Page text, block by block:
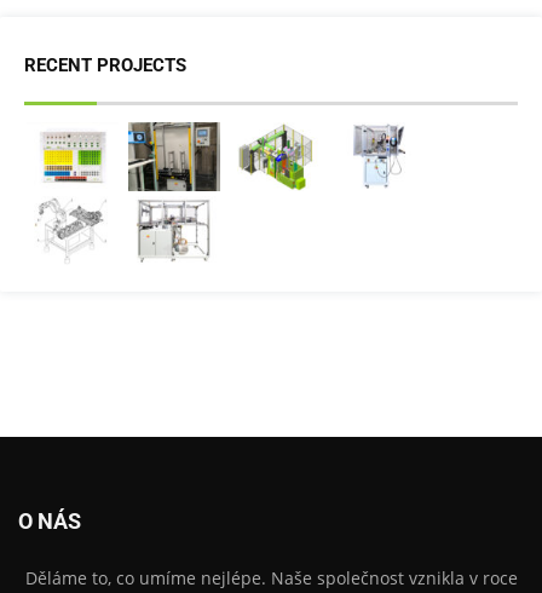
RECENT PROJECTS
O NÁS
Děláme to, co umíme nejlépe. Naše společnost vznikla v roce